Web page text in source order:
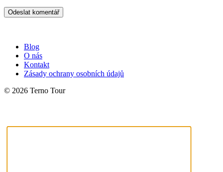
Blog
O nás
Kontakt
Zásady ochrany osobních údajů
© 2026 Terno Tour